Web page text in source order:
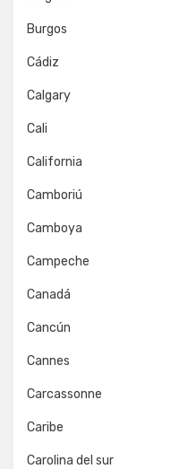
Burgos
Cádiz
Calgary
Cali
California
Camboriú
Camboya
Campeche
Canadá
Cancún
Cannes
Carcassonne
Caribe
Carolina del sur